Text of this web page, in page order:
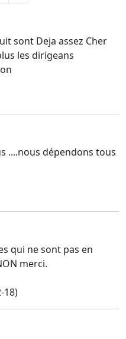
sont Deja assez Cher
les dirigeans
....nous dépendons tous
qui ne sont pas en
merci.
18)